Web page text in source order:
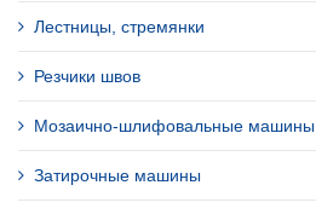
Лестницы, стремянки
Резчики швов
Мозаично-шлифовальные машины
Затирочные машины